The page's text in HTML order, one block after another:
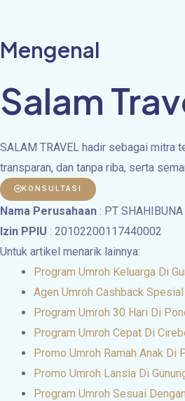
Mengenal
Salam
SALAM TRAVEL hadir sebagai mitra
transparan, dan tanpa riba, serta
KONSULTASI
Nama Perusahaan : PT
Izin PPIU : 20102200117440002
Untuk artikel menarik lainnya:
Program Umroh Keluarga Di
Agen Umroh Cashback
Program Umroh 30 Hari Di
Program Umroh Cepat Di
Promo Umroh Ramah Anak Di
Promo Umroh Lansia Di
Program Umroh Sesuai